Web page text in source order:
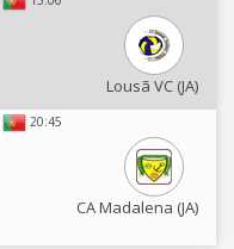
Lousã VC (JA)
20:45
CA Madalena (JA)